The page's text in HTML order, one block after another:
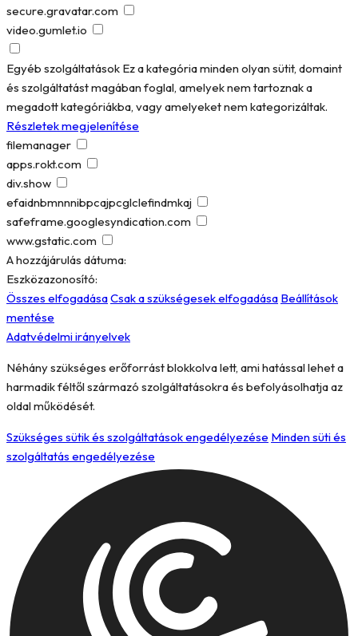
secure.gravatar.com
video.gumlet.io
Egyéb szolgáltatások Ez a kategória minden olyan sütit, domaint
és szolgáltatást magában foglal, amelyek nem tartoznak a
megadott kategóriákba, vagy amelyeket nem kategorizáltak.
Részletek megjelenítése
filemanager
apps.rokt.com
div.show
efaidnbmnnnibpcajpcglclefindmkaj
safeframe.googlesyndication.com
www.gstatic.com
A hozzájárulás dátuma:
Eszközazonosító:
Összes elfogadásaCsak a szükségesek elfogadása Beállítások
mentése
Adatvédelmi irányelvek
Néhány szükséges erőforrást blokkolva lett, ami hatással lehet a
harmadik féltől származó szolgáltatásokra és befolyásolhatja az
oldal működését.
Szükséges sütik és szolgáltatások engedélyezése Minden süti és
szolgáltatás engedélyezése